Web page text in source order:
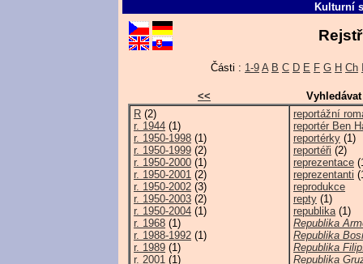
Kulturní
Části : 1-9 A B C D E F G H Ch
<<
R (2)
r. 1944 (1)
r. 1950-1998 (1)
r. 1950-1999 (2)
r. 1950-2000 (1)
r. 1950-2001 (2)
r. 1950-2002 (3)
r. 1950-2003 (2)
r. 1950-2004 (1)
r. 1968 (1)
r. 1988-1992 (1)
r. 1989 (1)
r. 2001 (1)
reportážní
reportér Ben
reportérky (1)
reportéři (2)
reprezentace
reprezentanti
reprodukce
repty (1)
republika(1)
Republika
Republika
Republika
Republika